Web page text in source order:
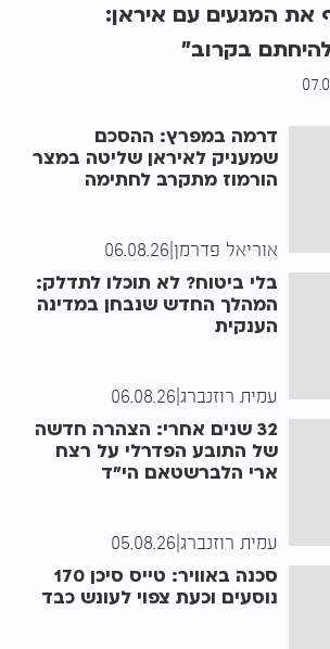
המגעים עם איראן:
בקרוב"
דרמה במפרץ: ההסכם
שמעניק לאיראן שליטה במצר
הורמוז מתקרב לחתימה
אוריאל פדרמן 06.08.26
בלי ביטוח? לא תוכלו לתדלק:
המהלך החדש שנבחן במדינה
הענקית
עמית רוזנברג 06.08.26
32 שנים אחרי: הצהרה חדשה
של התובע הפדרלי על רצח
ארי הלברשטאם הי"ד
עמית רוזנברג 05.08.26
סכנה באוויר: טייס סיכן 170
נוסעים וכעת צפוי לעונש כבד